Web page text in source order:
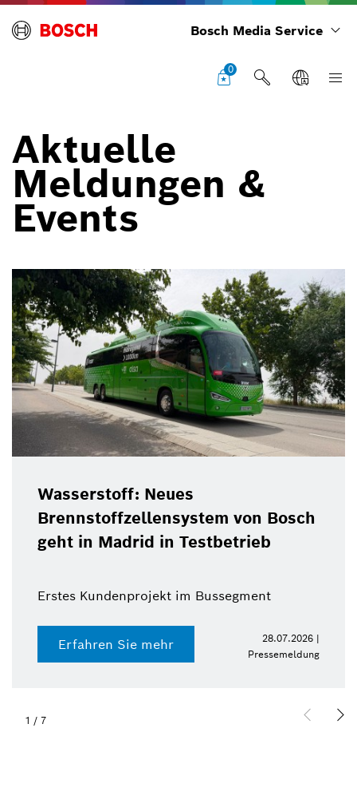
Bosch Media Service
0
Aktuelle
Meldungen &
Events
Wasserstoff: Neues
Brennstoffzellensystem von Bosch
geht in Madrid in Testbetrieb
Erstes Kundenprojekt im Bussegment
Erfahren Sie mehr
28.07.2026 |
Pressemeldung
1 / 7